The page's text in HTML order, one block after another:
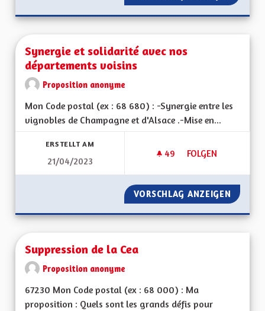
Synergie et solidarité avec nos
départements voisins
Proposition anonyme
Mon Code postal (ex : 68 680) : -Synergie entre les
vignobles de Champagne et d'Alsace .-Mise en...
ERSTELLT AM
21/04/2023
49 49 FOLLOWER
FOLGEN
SYNERGIE ET
VORSCHLAG ANZEIGEN
Suppression de la Cea
Proposition anonyme
67230 Mon Code postal (ex : 68 000) : Ma
proposition : Quels sont les grands défis pour